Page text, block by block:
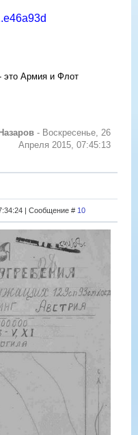
это Армия и Флот
Назаров - Воскресенье, 26
Апреля 2015, 07:45:13
| Сообщение # 10